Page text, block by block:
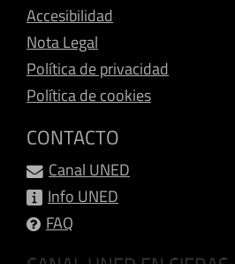
Accesibilidad
Nota Legal
Política de privacidad
Política de cookies
CONTACTO
Canal UNED
Info UNED
FAQ